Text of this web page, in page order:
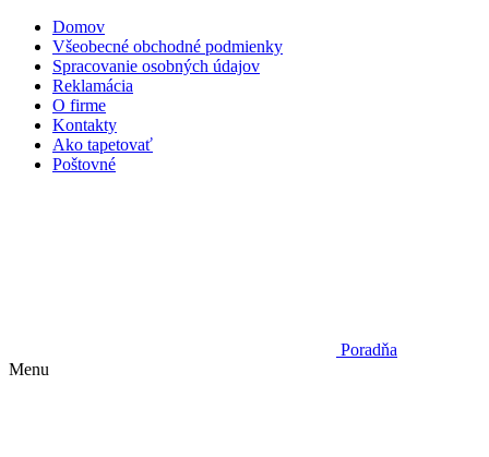
Domov
Všeobecné obchodné podmienky
Spracovanie osobných údajov
Reklamácia
O firme
Kontakty
Ako tapetovať
Poštovné
Poradňa
Menu